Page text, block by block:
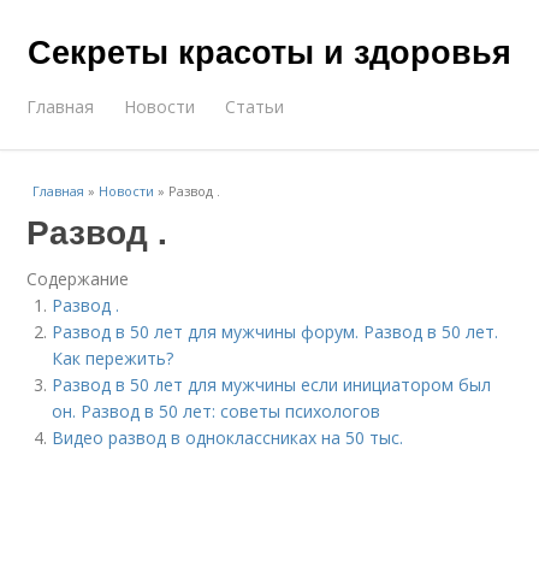
Секреты красоты и здоровья
Главная Новости Статьи
Главная » Новости » Развод .
Развод .
Содержание
Развод .
Развод в 50 лет для мужчины форум. Развод в 50 лет.
Как пережить?
Развод в 50 лет для мужчины если инициатором был
он. Развод в 50 лет: советы психологов
Видео развод в одноклассниках на 50 тыс.